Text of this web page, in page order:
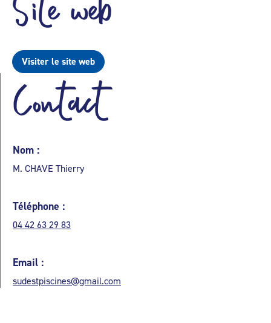
Visiter le site web
Contact
Nom :
M. CHAVE Thierry
Téléphone :
04 42 63 29 83
Email :
sudestpiscines@gmail.com